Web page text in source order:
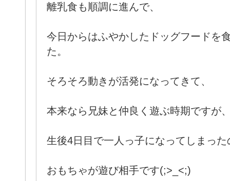
離乳食も順調に進んで、
今日からはふやかしたドッグフードを
た。
そろそろ動きが活発になってきて、
本来なら兄妹と仲良く遊ぶ時期ですが
生後4日目で一人っ子になってしまった
おもちゃが遊び相手です(;>_<;)